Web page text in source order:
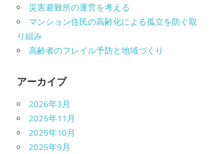
災害避難所の運営を考える
マンション住民の高齢化による孤立を防ぐ取
り組み
高齢者のフレイル予防と地域づくり
アーカイブ
2026年3月
2025年11月
2025年10月
2025年9月